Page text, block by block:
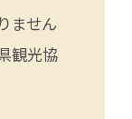
ません
観光協